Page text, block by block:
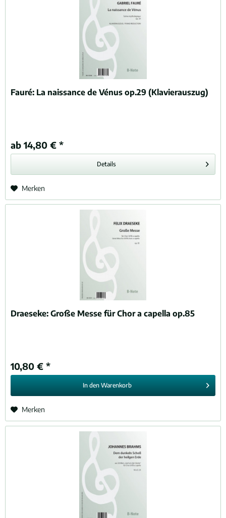
Fauré: La naissance de Vénus op.29 (Klavierauszug)
ab 14,80 € *
Details
Merken
Draeseke:Große Messe für Chor a capella op.85
10,80 € *
In den Warenkorb
Merken